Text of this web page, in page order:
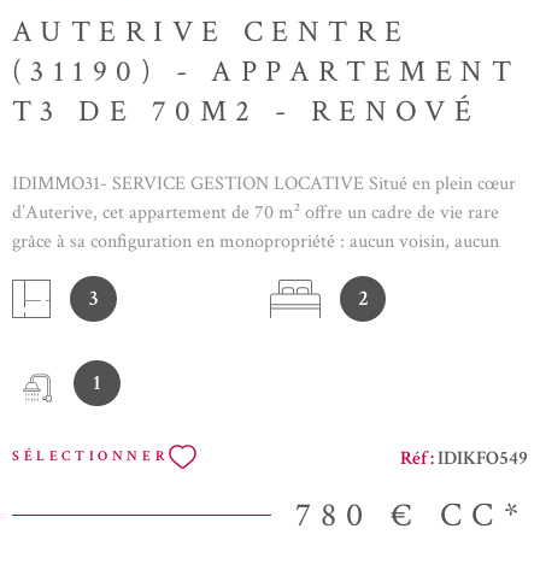
AUTERIVE CENTRE
(31190) - APPARTEMENT
T3 DE 70M2 - RENOVÉ
IDIMMO31- SERVICE GESTION LOCATIVE Situé en plein cœur
d’Auterive, cet appartement de 70 m² offre un cadre de vie rare
grâce à sa configuration en monopropriété : aucun voisin, aucun
logement mitoyen, vous profitez d'une tranquillité exceptionnelle.
Au 1er étage, le logement se compose d'une entrée desservant une
grande pièce de vie lumineuse avec cuisine ouverte. La cuisine,
entièrement rénovée en 2023, est aménagée et équipée. Un cellier
complète cet espace de vie fonctionnel. L'appartement bénéficie
d'une climatisation réversible dans la pièce principale ainsi que d'un
second système permettant de desservir l'espace nuit. La partie nuit
comprend deux chambres avec placards intégrés, un WC séparé et
une salle d'eau. Récemment rénové, ce logement allie confort
moderne, prestations de qualité et emplacement privilégié à
3 2
1
SÉLECTIONNER Réf :IDIKFO549
780 € CC*